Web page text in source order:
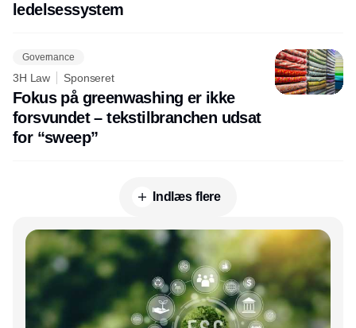
ledelsessystem
Governance
3H Law Sponseret
Fokus på greenwashing er ikke
forsvundet – tekstilbranchen udsat
for “sweep”
Indlæs flere
Annonce